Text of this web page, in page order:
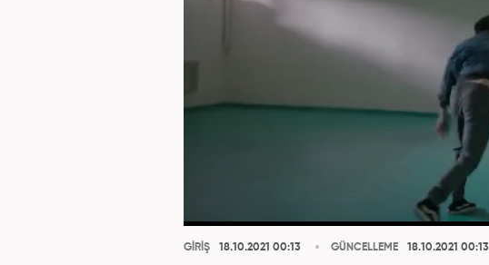
GİRİŞ 18.10.2021 00:13 GÜNCELLEME 18.10.2021 00:13